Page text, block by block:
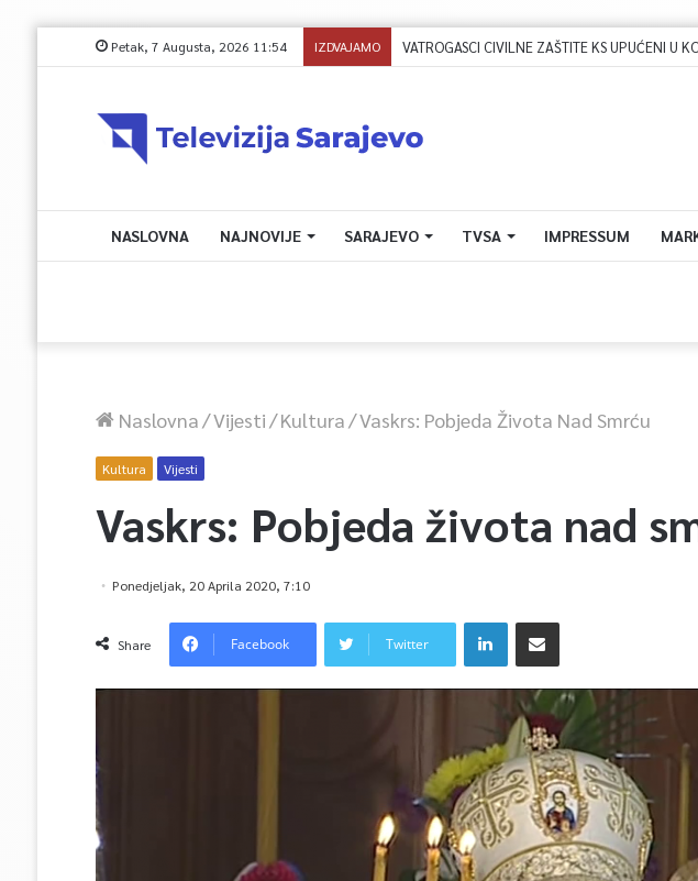
Petak, 7 Augusta, 2026 11:54 IZDVAJAMO VATROGASCI CIVILNE ZAŠTITE KS UPUĆENI U
NASLOVNA NAJNOVIJE SARAJEVO TVSA IMPRESSUM
Naslovna/Vijesti/Kultura/Vaskrs: Pobjeda Života Nad Smrću
Kultura Vijesti
Vaskrs: Pobjeda života nad
Ponedjeljak, 20 Aprila 2020, 7:10
Share Facebook Twitter